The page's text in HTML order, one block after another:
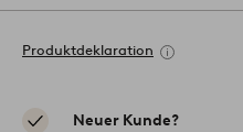
Produktdeklaration
Neuer Kunde?